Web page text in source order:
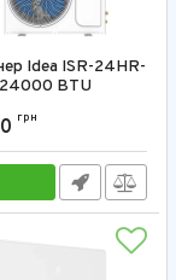
Idea ISR-24HR-
BTU
грн